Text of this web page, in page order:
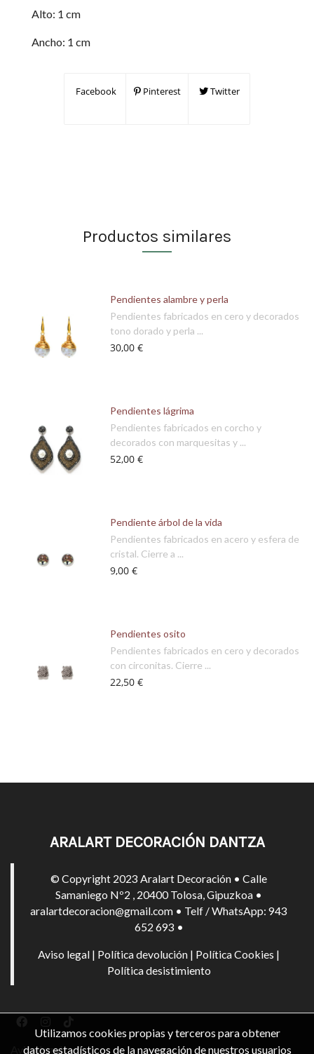
Alto: 1 cm
Ancho: 1 cm
Facebook Pinterest Twitter
Productos similares
Pendientes alambre y perla
Pendientes fabricados en cero y decorados
tono dorado y perla ...
30,00 €
Pendientes lágrima
Pendientes fabricados en corcho y
decorados con marquesitas y ...
52,00 €
Pendiente árbol de la vida
Pendientes fabricados en acero y esfera de
cristal. Cierre a ...
9,00 €
Pendientes osito
Pendientes fabricados en cero y decorados
con circonitas. Cierre ...
22,50 €
ARALART DECORACIÓN DANTZA
© Copyright 2023 Aralart Decoración • Calle
Samaniego Nº2 , 20400 Tolosa, Gipuzkoa •
aralartdecoracion@gmail.com • Telf / WhatsApp: 943
652 693 •
Aviso legal | Política devolución | Política Cookies |
Política desistimiento
Aviso legal
Utilizamos cookies propias y terceros para obtener
datos estadísticos de la navegación de nuestros usuarios